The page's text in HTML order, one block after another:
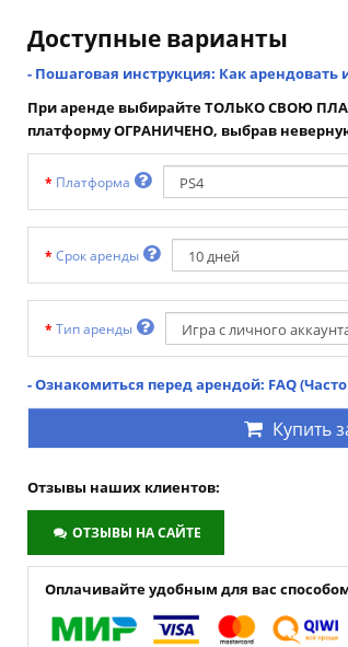
Доступные варианты
- Пошаговая инструкция: Как арендовать
При аренде выбирайте ТОЛЬКО СВОЮ
платформу ОГРАНИЧЕНО, выбрав
Платформа
Срок аренды
Тип аренды
- Ознакомиться перед арендой: FAQ
Купить
Отзывы наших клиентов:
ОТЗЫВЫ НА САЙТЕ
Оплачивайте удобным для вас